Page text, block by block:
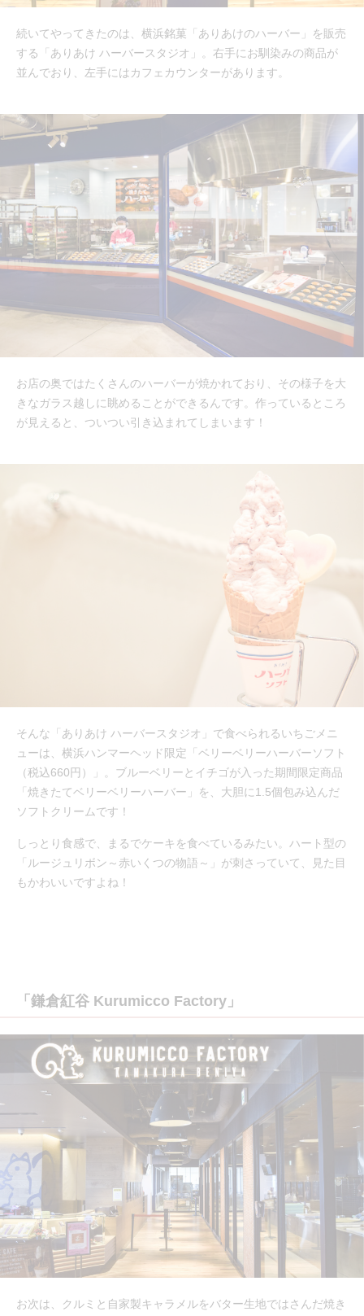
続いてやってきたのは、横浜銘菓「ありあけのハーバー」を販売
する「ありあけ ハーバースタジオ」。右手にお馴染みの商品が
並んでおり、左手にはカフェカウンターがあります。
お店の奥ではたくさんのハーバーが焼かれており、その様子を大
きなガラス越しに眺めることができるんです。作っているところ
が見えると、ついつい引き込まれてしまいます！
そんな「ありあけ ハーバースタジオ」で食べられるいちごメニ
ューは、横浜ハンマーヘッド限定「ベリーベリーハーバーソフト
（税込660円）」。ブルーベリーとイチゴが入った期間限定商品
「焼きたてベリーベリーハーバー」を、大胆に1.5個包み込んだ
ソフトクリームです！
しっとり食感で、まるでケーキを食べているみたい。ハート型の
「ルージュリボン～赤いくつの物語～」が刺さっていて、見た目
もかわいいですよね！
「鎌倉紅谷 Kurumicco Factory」
お次は、クルミと自家製キャラメルをバター生地ではさんだ焼き